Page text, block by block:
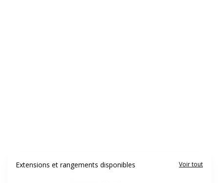
Extensions et rangements disponibles Voir tout